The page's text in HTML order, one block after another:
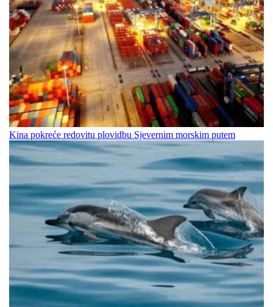
Kina pokreće redovitu plovidbu Sjevernim morskim putem